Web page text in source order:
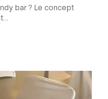
bar ? Le concept